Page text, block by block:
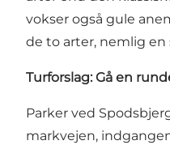
vokser også gule
de to arter, nemlig
Turforslag: Gå en
Parker ved
markvejen,